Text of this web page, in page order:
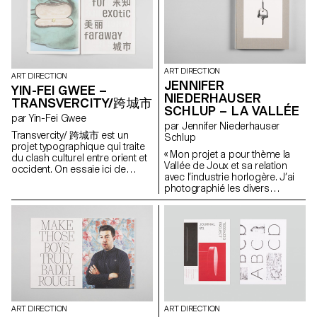
autoroutes à seize voies, à la
manières de villes comme Los
Angeles, et où il est fréquent de
rouler des heures pour aller
travailler dans l'émirat voisin.
compétition pour avoir la plus
incroyable fait rage et ce jusque
dans les inscriptions des
plaques d'immatriculation. La
voiture est une manière de
s'affirmer, de draguer, et bien
entendu d'afficher sa classe
sociale dans un monde où il
est interdit d'approcher
directement une femme et où
pour les hommes, l'abaya pour
voulu documenter la soudaine
modernisation des E.A.U. et sa
conséquence sur les culture
nomade et ornementale, qui
sont l'héritage ancestral propre
à ces pays. Entre désert et
Gotham City, Islam et pouvoir
d'achat.
obstacle identitaire et culturel; il
raconter ce trouble sous la
forme d'un voyage onirique. Yo
soy de Las Vegas définit
l'identité et la culture comme
des constructions mentales
empiriques, une forme
d'histoire que l'on se crée, et
non comme des entités
essentielles et immanentes. J'ai
tenté de construire un discours
qui m'est propre à travers un
langage composite et
métaphorique afin de réifier et
réinterpréter ces diverses
visions de l'Espagne.
ART DIRECTION
YIN-FEI GWEE –
TRANSVERCITY/跨城市
par Yin-Fei Gwee
Transvercity/ 跨城市 est un
projet typographique qui traite
du clash culturel entre orient et
occident. On essaie ici de
recherche d'exotisme. L'herbe
voisin? Transvercity explore le
phénomène de distance et sa
représentation abstraite. Pour
ce faire, une police de
caractère bilingue a été créée:
Fexy Sans. La version latine est
origine dans la hauteur fixe des
ART DIRECTION
JENNIFER
NIEDERHAUSER
SCHLUP – LA VALLÉE
par Jennifer Niederhauser
Schlup
« Mon projet a pour thème la
Vallée de Joux et sa relation
avec l’industrie horlogère. J’ai
photographié les divers
aspects de cet endroit, les ai
différent de celui dont on les
voit d’ordinaire. Les
photographies sont
manipulées, retouchées et
mises en scène pour créer une
réalité fabriquée et perturber le
d’un accrochage, ce projet
prend la forme d’un livre.
ART DIRECTION ART DIRECTION